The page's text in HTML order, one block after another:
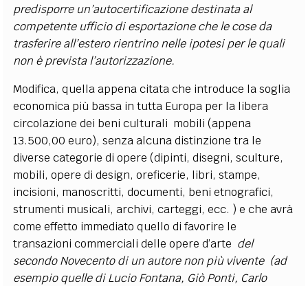
predisporre un’autocertificazione destinata al
competente ufficio di esportazione che le cose da
trasferire all’estero rientrino nelle ipotesi per le quali
non è prevista l’autorizzazione.
Modifica, quella appena citata che introduce la soglia
economica più bassa in tutta Europa per la libera
circolazione dei beni culturali mobili (appena
13.500,00 euro), senza alcuna distinzione tra le
diverse categorie di opere (dipinti, disegni, sculture,
mobili, opere di design, oreficerie, libri, stampe,
incisioni, manoscritti, documenti, beni etnografici,
strumenti musicali, archivi, carteggi, ecc. ) e che avrà
come effetto immediato quello di favorire le
transazioni commerciali delle opere d’arte del
secondo Novecento di un autore non più vivente (ad
esempio quelle di Lucio Fontana, Giò Ponti, Carlo